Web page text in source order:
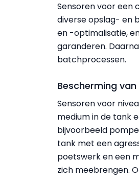
Sensoren voor een
diverse opslag- en
en -optimalisatie,
garanderen.
batchprocessen.
Bescherming
Sensoren voor
medium in de tank
bijvoorbeeld
tank met een
poetswerk en een
zich meebrengen.